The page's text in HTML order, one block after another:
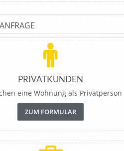
PRIVATKUNDEN
eine Wohnung als Privatperson
ZUM FORMULAR